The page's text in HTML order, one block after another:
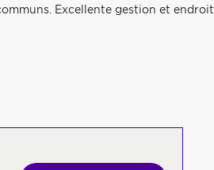
Excellente gestion et endroit